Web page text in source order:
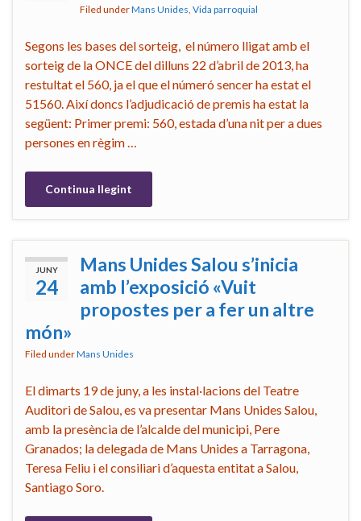
Filed underMans Unides Vida parroquial
Segons les bases del sorteig, el número lligat amb el
sorteig de la ONCE del dilluns 22 d’abril de 2013, ha
restultat el 560, ja el que el númeró sencer ha estat el
51560. Així doncs l’adjudicació de premis ha estat la
següent: Primer premi: 560, estada d’una nit per a dues
persones en règim …
Continua llegint
JUNY
24
Mans Unides Salou s’inicia
amb l’exposició «Vuit
propostes per a fer un altre
món»
Filed underMans Unides
El dimarts 19 de juny, a les instal·lacions del Teatre
Auditori de Salou, es va presentar Mans Unides Salou,
amb la presència de l’alcalde del municipi, Pere
Granados; la delegada de Mans Unides a Tarragona,
Teresa Feliu i el consiliari d’aquesta entitat a Salou,
Santiago Soro.